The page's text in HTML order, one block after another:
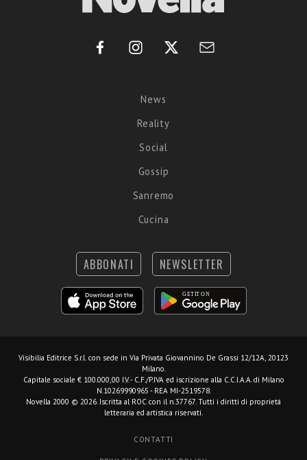
News
Reality
Social
Gossip
Sanremo
Cucina
ABBONATI NEWSLETTER
Visibilia Editrice S.r.l. con sede in Via Privata Giovannino De Grassi 12/12A, 20123
Milano.
Capitale sociale € 100.000,00 I.V. - C.F./P.IVA ed iscrizione alla C.C.I.A.A. di Milano
N.10269990965 - REA MI-2519578.
Novella 2000 © 2026. Iscritta al ROC con il n.37767. Tutti i diritti di proprietà
letteraria ed artistica riservati.
CONTATTI